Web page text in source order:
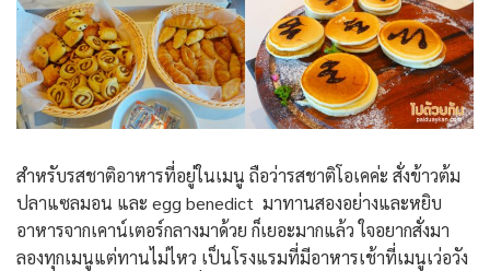
สำหรับรสชาติอาหารที่อยู่ในเมนู ถือว่ารสชาติโอเคค่ะ สั่งข้าวต้ม
ปลาแซลมอน และ egg benedict มาทานสองอย่างและหยิบ
อาหารจากเคาน์เตอร์กลางมาด้วย ก็เยอะมากแล้ว ใจอยากสั่งมา
ลองทุกเมนู​แต่ทานไม่ไหว เป็นโรงแรมที่มีอาหารเช้าที่เมนูเว่อวัง